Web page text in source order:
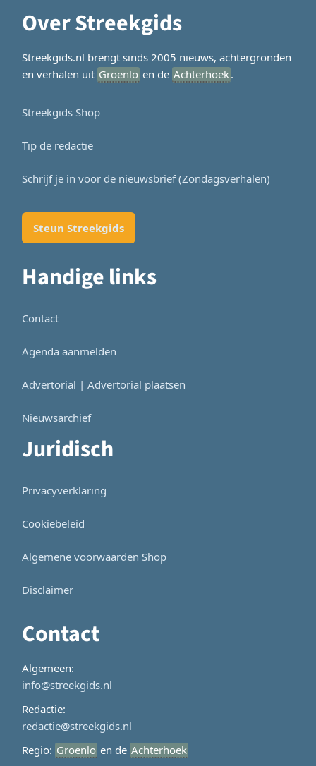
Over Streekgids
Streekgids.nl brengt sinds 2005 nieuws, achtergronden
en verhalen uit Groenlo en de Achterhoek.
Streekgids Shop
Tip de redactie
Schrijf je in voor de nieuwsbrief (Zondagsverhalen)
Steun Streekgids
Handige links
Contact
Agenda aanmelden
Advertorial | Advertorial plaatsen
Nieuwsarchief
Juridisch
Privacyverklaring
Cookiebeleid
Algemene voorwaarden Shop
Disclaimer
Contact
Algemeen:
info@streekgids.nl
Redactie:
redactie@streekgids.nl
Regio: Groenlo en de Achterhoek